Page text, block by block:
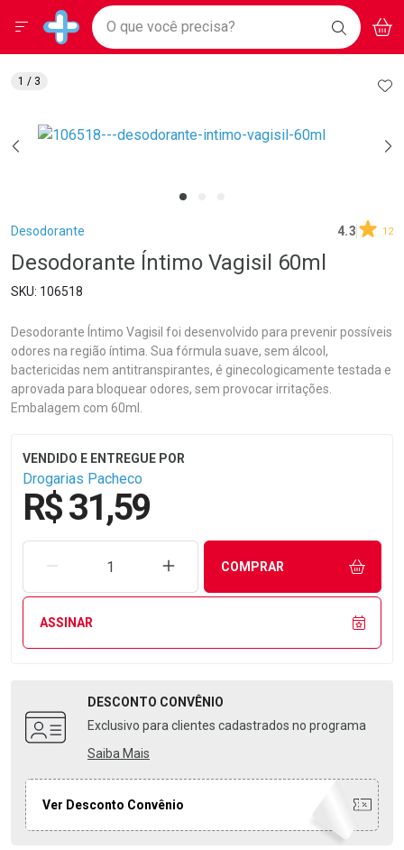
Drogarias Pacheco
Baixe nosso APP e aproveite Ofertas Exclusivas!
BAIXE
O APP
Ir direto para a home
pela página
Ir direto para o conteúdo
Ir direto para a busca
Ir direto para a conta
Ir direto para a notificações
Ir direto para o carrinho
Faça a sua busca
O que você precisa? BUSCAR
Menu
Breadcrumb
Desodorante 4.3 12
Desodorante Íntimo Vagisil 60ml
106518
Desodorante Íntimo Vagisil foi desenvolvido para prevenir possíveis
odores na região íntima. Sua fórmula suave, sem álcool,
bactericidas nem antitranspirantes, é ginecologicamente testada e
aprovada para bloquear odores, sem provocar irritações.
Embalagem com 60ml.
Drogarias Pacheco
R$ 31,59
REMOVER UMA UNIDADEAUMENTAR UMA UNIDADE
COMPRAR
ASSINAR
DESCONTO CONVÊNIO
Exclusivo para clientes cadastrados no programa
Saiba Mais
Ver Desconto Convênio
1 / 3